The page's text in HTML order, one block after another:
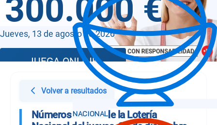
Volver a resultados
Números Sorteo de la Lotería
300.000 €
Jueves, 13 de agosto de 2026
JUEGA ONLINE